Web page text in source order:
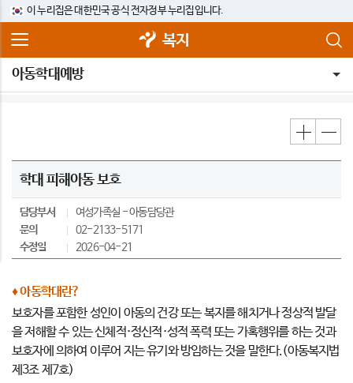
이 누리집은 대한민국 공식 전자정부 누리집입니다.
복지
아동학대예방
학대 피해아동 보호
담당부서 여성가족실
아동담당관
문의
02-2133-5171
수정일
2026-04-21
♦ 아동학대란?
보호자를 포함한 성인이 아동의 건강 또는 복지를 해치거나 정상적 발달
을 저해할 수 있는 신체적·정신적·성적 폭력 또는 가혹행위를 하는 것과
보호자에 의하여 이루어 지는 유기와 방임하는 것을 말한다.(아동복지법
제3조 제7호)